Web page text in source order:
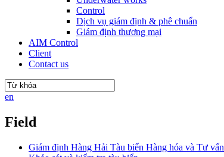
Control
Dịch vụ giám định & phê chuẩn
Giám định thương mại
AIM Control
Client
Contact us
en
Field
Giám định Hàng Hải Tàu biển Hàng hóa và Tư vấn